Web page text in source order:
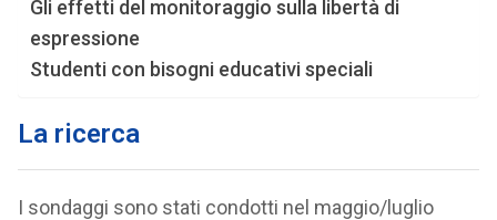
Gli effetti del monitoraggio sulla libertà di
espressione
Studenti con bisogni educativi speciali
La ricerca
I sondaggi sono stati condotti nel maggio/luglio